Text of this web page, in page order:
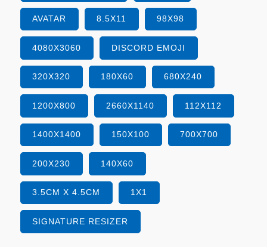
AVATAR 8.5X11 98X98
4080X3060 DISCORD EMOJI
320X320 180X60 680X240
1200X800 2660X1140 112X112
1400X1400 150X100 700X700
200X230 140X60
3.5CM X 4.5CM 1X1
SIGNATURE RESIZER